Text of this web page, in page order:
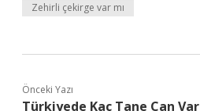
Zehirli çekirge var mı
Önceki Yazı
Türkiyede Kaç Tane Can Var